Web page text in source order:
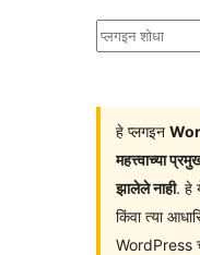
प्लगइन
हे प्लगइन
महत्त्वाच्या
झालेले नाही. हे
किंवा त्या
WordPress